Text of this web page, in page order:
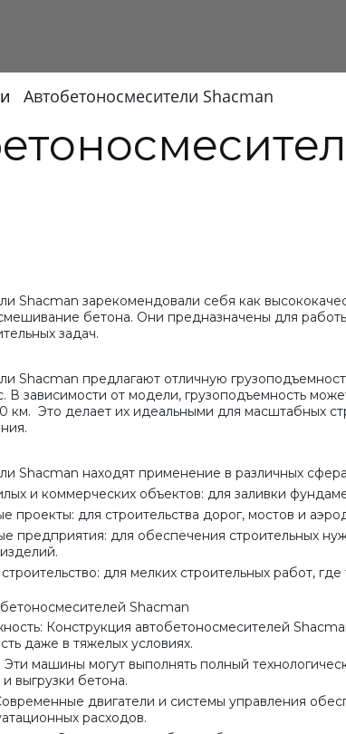
Автобетоносмесители Shacman
Shacman зарекомендовали себя как
бетона. Они предназначены для
задач.
Shacman предлагают отличную
В зависимости от модели, грузоподъемность
км. Это делает их идеальными для масштабных
Shacman находят применение в различных
и коммерческих объектов: для заливки
проекты: для строительства дорог, мостов и
предприятия: для обеспечения строительных
для мелких строительных работ,
Shacman
Конструкция автобетоносмесителей
даже в тяжелых условиях.
Эти машины могут выполнять полный
выгрузки бетона.
двигатели и системы управления
расходов.